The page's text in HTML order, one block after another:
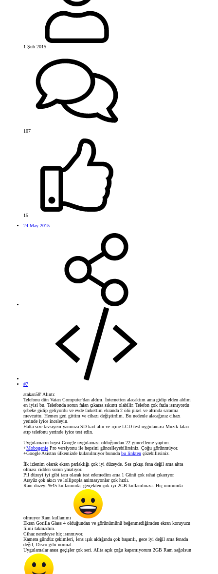
1 Şub 2015
107
15
24 May 2015
#7
atakan58' Alıntı:
Telefonu dün Vatan Computer'dan aldım. İnternetten alacaktım ama gidip elden aldım
en iyisi bu. Telefonda sorun falan çıkarsa sıkıntı olabilir. Telefon çok fazla ısınıyordu
şebeke gidip geliyordu ve evde farkettim ekranda 2 ölü pixel ve altında sararma
mevcuttu. Hemen geri gittim ve cihazı değiştirdim. Bu nedenle alacağınız cihazı
yerinde iyice inceleyin.
Hatta size tavsiyem yanınıza SD kart alın ve içine LCD test uygulaması Müzik falan
atıp telefonu yerinde iyice test edin.
Uygulamarın hepsi Google uygulaması olduğundan 22 güncelleme yaptım.
+Mobogenie Pro versiyonu ile hepsini güncelleyebilirsiniz. Çoğu görünmüyor.
+Google Asistan ülkemizde kulanılmıyor bunudabu linkten çözebilirsiniz.
İlk izlenim olarak ekran parlaklığı çok iyi düzeyde. Ses çıkışı fena değil ama altta
olması cidden sorun yaratıyor.
Pil düzeyi iyi gibi tam olarak test edemedim ama 1 Günü çok rahat çıkarıyor.
Arayüz çok akıcı ve lollipopla animasyonlar çok hızlı.
Ram düzeyi %45 kullanımda, gerçekten çok iyi 2GB kullanılması. Hiç umrumda
olmuyor Ram kullanımı
Ekran Gorilla Glass 4 olduğundan ve görünümünü beğenmediğimden ekran koruyucu
filmi takmadım.
Cihaz neredeyse hiç ısınmıyor.
Kamera gündüz çekimleri, lens ışık aldığında çok başarılı, gece iyi değil ama fenada
değil, Disco gibi normal.
Uygulamalar arası geçişler çok seri. Allta açık çoğu kapamıyorum 2GB Ram sağolsun